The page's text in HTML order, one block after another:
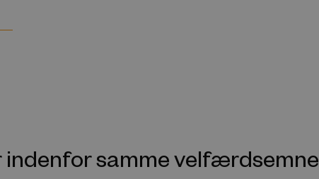
indenfor samme velfærdsemne